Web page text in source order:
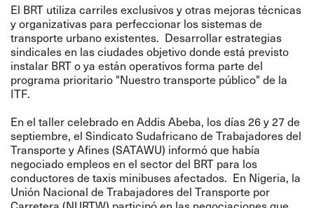
El BRT utiliza carriles exclusivos y otras mejoras técnicas
y organizativas para perfeccionar los sistemas de
transporte urbano existentes. Desarrollar estrategias
sindicales en las ciudades objetivo donde está previsto
instalar BRT o ya están operativos forma parte del
programa prioritario "Nuestro transporte público" de la
ITF.
En el taller celebrado en Addis Abeba, los días 26 y 27 de
septiembre, el Sindicato Sudafricano de Trabajadores del
Transporte y Afines (SATAWU) informó que había
negociado empleos en el sector del BRT para los
conductores de taxis minibuses afectados. En Nigeria, la
Unión Nacional de Trabajadores del Transporte por